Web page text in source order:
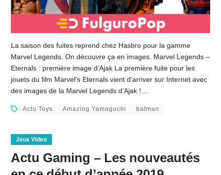
La saison des fuites reprend chez Hasbro pour la gamme
Marvel Legends. On découvre ça en images. Marvel Legends –
Eternals : première image d’Ajak La première fuite pour les
jouets du film Marvel’s Eternals vient d’arriver sur Internet avec
des images de la Marvel Legends d’Ajak !…
Actu Toys Amazing Yamaguchi batman
Jeux Video
Actu Gaming – Les nouveautés